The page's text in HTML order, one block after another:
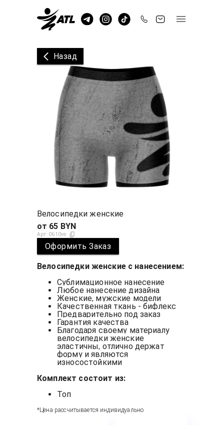
Назад
Велосипедки женские
от 65 BYN
Арт: 0610ve
Оформить Заказ
Велосипедки женские с нанесением:
Сублимационное нанесение
Любое нанесение дизайна
Женские, мужские модели
Качественная ткань - бифлекс
Предварительно под заказ
Гарантия качества
Благодаря своему материалу
велосипедки женские
эластичны, отлично держат
форму и являются
износостойкими
Комплект состоит из:
Топ
*Цена рассчитывается индивидуально